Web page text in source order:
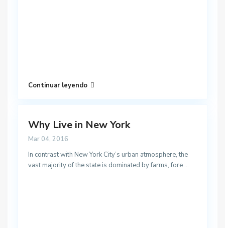
Continuar leyendo
Why Live in New York
Mar 04, 2016
In contrast with New York City’s urban atmosphere, the
vast majority of the state is dominated by farms, fore...